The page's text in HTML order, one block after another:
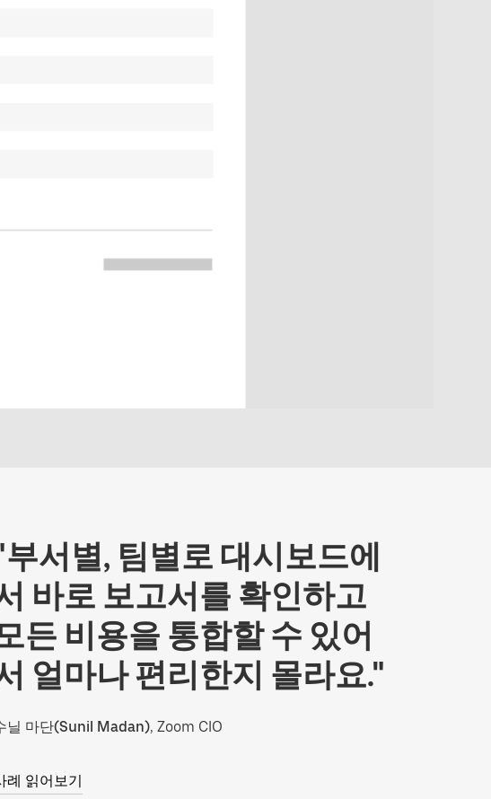
서별, 팀별로 대시보드에
바로 보고서를 확인하고
든 비용을 통합할 수 있어
얼마나 편리한지 몰라요."
닐 마단(Sunil Madan), Zoom CIO
례 읽어보기